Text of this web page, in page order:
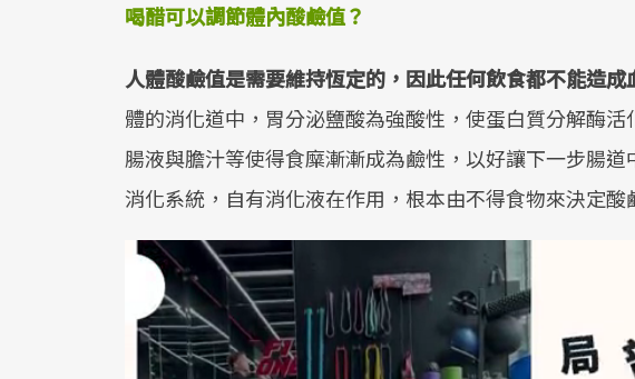
喝醋可以調節體內酸鹼值？
人體酸鹼值是需要維持恆定的，因此任何飲食都不能造
體的消化道中，胃分泌鹽酸為強酸性，使蛋白質分解酶活
腸液與膽汁等使得食糜漸漸成為鹼性，以好讓下一步腸
消化系統，自有消化液在作用，根本由不得食物來決定酸